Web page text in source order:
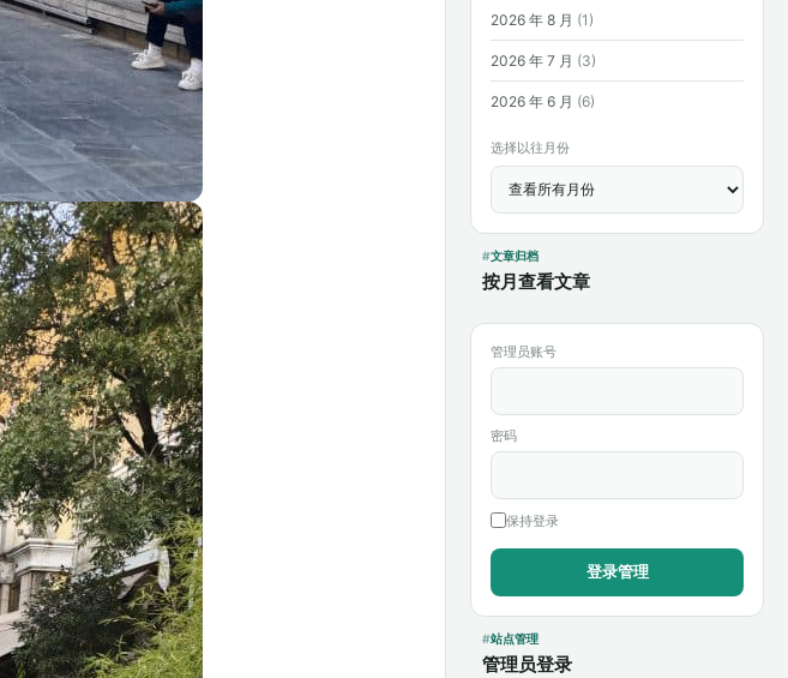
2026 年 8 月 (1)
2026 年 7 月 (3)
2026 年 6 月 (6)
选择以往月份
文章归档
按月查看文章
管理员账号
密码
保持登录
站点管理
管理员登录